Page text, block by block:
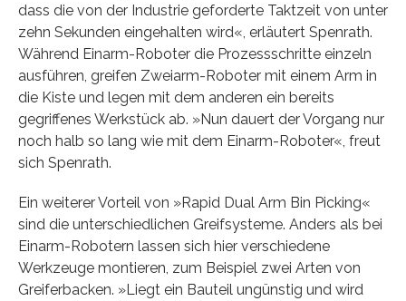
dass die von der Industrie geforderte Taktzeit von unter
zehn Sekunden eingehalten wird«, erläutert Spenrath.
Während Einarm-Roboter die Prozessschritte einzeln
ausführen, greifen Zweiarm-Roboter mit einem Arm in
die Kiste und legen mit dem anderen ein bereits
gegriffenes Werkstück ab. »Nun dauert der Vorgang nur
noch halb so lang wie mit dem Einarm-Roboter«, freut
sich Spenrath.
Ein weiterer Vorteil von »Rapid Dual Arm Bin Picking«
sind die unterschiedlichen Greifsysteme. Anders als bei
Einarm-Robotern lassen sich hier verschiedene
Werkzeuge montieren, zum Beispiel zwei Arten von
Greiferbacken. »Liegt ein Bauteil ungünstig und wird